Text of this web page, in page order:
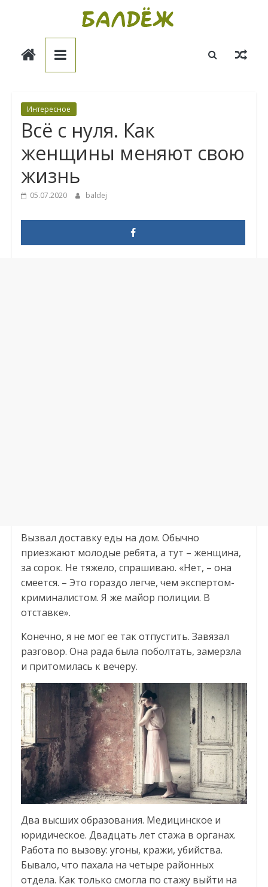
Балдёж
Интересное
Всё с нуля. Как
женщины меняют свою
жизнь
05.07.2020 baldej
Вызвал доставку еды на дом. Обычно
приезжают молодые ребята, а тут – женщина,
за сорок. Не тяжело, спрашиваю. «Нет, – она
смеется. – Это гораздо легче, чем экспертом-
криминалистом. Я же майор полиции. В
отставке».
Конечно, я не мог ее так отпустить. Завязал
разговор. Она рада была поболтать, замерзла
и притомилась к вечеру.
Два высших образования. Медицинское и
юридическое. Двадцать лет стажа в органах.
Работа по вызову: угоны, кражи, убийства.
Бывало, что пахала на четыре районных
отдела. Как только смогла по стажу выйти на